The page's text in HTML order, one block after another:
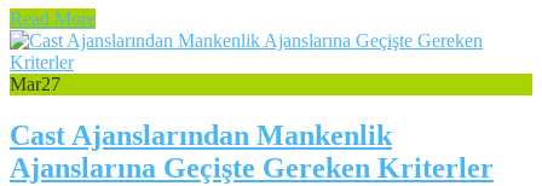
Read More
Mar27
Cast Ajanslarından Mankenlik
Ajanslarına Geçişte Gereken Kriterler